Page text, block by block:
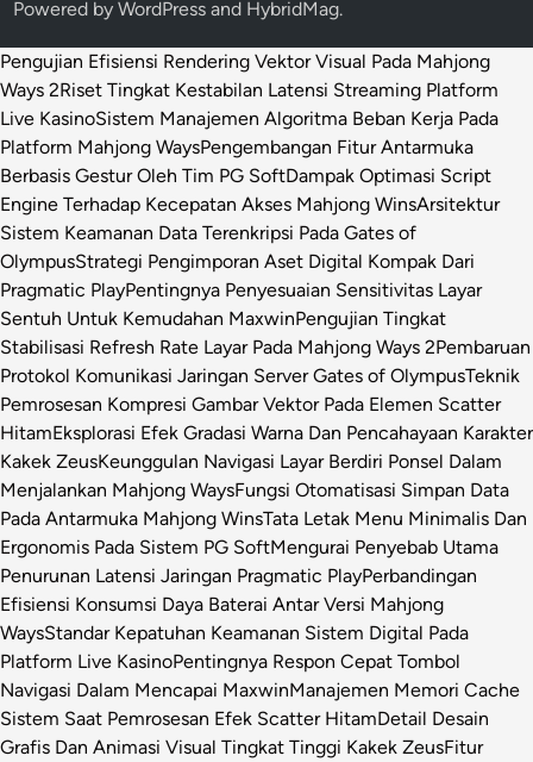
Powered byWordPress and HybridMag.
Pengujian Efisiensi Rendering Vektor Visual Pada Mahjong
Ways 2Riset Tingkat Kestabilan Latensi Streaming Platform
Live KasinoSistem Manajemen Algoritma Beban Kerja Pada
Platform Mahjong WaysPengembangan Fitur Antarmuka
Berbasis Gestur Oleh Tim PG SoftDampak Optimasi Script
Engine Terhadap Kecepatan Akses Mahjong WinsArsitektur
Sistem Keamanan Data Terenkripsi Pada Gates of
OlympusStrategi Pengimporan Aset Digital Kompak Dari
Pragmatic PlayPentingnya Penyesuaian Sensitivitas Layar
Sentuh Untuk Kemudahan MaxwinPengujian Tingkat
Stabilisasi Refresh Rate Layar Pada Mahjong Ways 2Pembaruan
Protokol Komunikasi Jaringan Server Gates of OlympusTeknik
Pemrosesan Kompresi Gambar Vektor Pada Elemen Scatter
HitamEksplorasi Efek Gradasi Warna Dan Pencahayaan Karakter
Kakek ZeusKeunggulan Navigasi Layar Berdiri Ponsel Dalam
Menjalankan Mahjong WaysFungsi Otomatisasi Simpan Data
Pada Antarmuka Mahjong WinsTata Letak Menu Minimalis Dan
Ergonomis Pada Sistem PG SoftMengurai Penyebab Utama
Penurunan Latensi Jaringan Pragmatic PlayPerbandingan
Efisiensi Konsumsi Daya Baterai Antar Versi Mahjong
WaysStandar Kepatuhan Keamanan Sistem Digital Pada
Platform Live KasinoPentingnya Respon Cepat Tombol
Navigasi Dalam Mencapai MaxwinManajemen Memori Cache
Sistem Saat Pemrosesan Efek Scatter HitamDetail Desain
Grafis Dan Animasi Visual Tingkat Tinggi Kakek ZeusFitur